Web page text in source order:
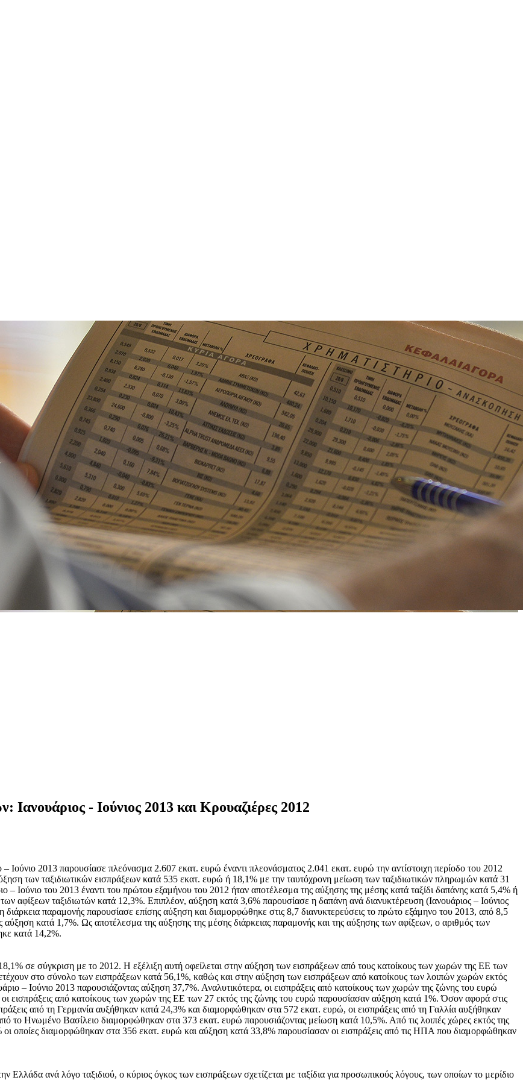
Ιανουάριος - Ιούνιος 2013 και Κρουαζιέρες 2012
– Ιούνιο 2013 παρουσίασε πλεόνασμα 2.607 εκατ. ευρώ έναντι πλεονάσματος 2.041 εκατ. ευρώ την αντίστοιχη περίοδο του 2012
των ταξιδιωτικών εισπράξεων κατά 535 εκατ. ευρώ ή 18,1% με την ταυτόχρονη μείωση των ταξιδιωτικών πληρωμών κατά 31
Ιούνιο του 2013 έναντι του πρώτου εξαμήνου του 2012 ήταν αποτέλεσμα της αύξησης της μέσης κατά ταξίδι δαπάνης κατά 5,4% ή
αφίξεων ταξιδιωτών κατά 12,3%. Επιπλέον, αύξηση κατά 3,6% παρουσίασε η δαπάνη ανά διανυκτέρευση (Ιανουάριος – Ιούνιος
παραμονής παρουσίασε επίσης αύξηση και διαμορφώθηκε στις 8,7 διανυκτερεύσεις το πρώτο εξάμηνο του 2013, από 8,5
αύξηση κατά 1,7%. Ως αποτέλεσμα της αύξησης της μέσης διάρκειας παραμονής και της αύξησης των αφίξεων, ο αριθμός των
κατά 14,2%.
σε σύγκριση με το 2012. Η εξέλιξη αυτή οφείλεται στην αύξηση των εισπράξεων από τους κατοίκους των χωρών της ΕΕ των
στο σύνολο των εισπράξεων κατά 56,1%, καθώς και στην αύξηση των εισπράξεων από κατοίκους των λοιπών χωρών εκτός
– Ιούνιο 2013 παρουσιάζοντας αύξηση 37,7%. Αναλυτικότερα, οι εισπράξεις από κατοίκους των χωρών της ζώνης του ευρώ
από κατοίκους των χωρών της ΕΕ των 27 εκτός της ζώνης του ευρώ παρουσίασαν αύξηση κατά 1%. Όσον αφορά στις
από τη Γερμανία αυξήθηκαν κατά 24,3% και διαμορφώθηκαν στα 572 εκατ. ευρώ, οι εισπράξεις από τη Γαλλία αυξήθηκαν
το Ηνωμένο Βασίλειο διαμορφώθηκαν στα 373 εκατ. ευρώ παρουσιάζοντας μείωση κατά 10,5%. Από τις λοιπές χώρες εκτός της
οποίες διαμορφώθηκαν στα 356 εκατ. ευρώ και αύξηση κατά 33,8% παρουσίασαν οι εισπράξεις από τις ΗΠΑ που διαμορφώθηκαν
Ελλάδα ανά λόγο ταξιδιού, ο κύριος όγκος των εισπράξεων σχετίζεται με ταξίδια για προσωπικούς λόγους, των οποίων το μερίδιο